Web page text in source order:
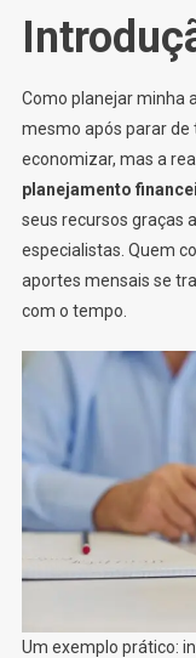
Como planejar minha
mesmo após parar
economizar, mas a
planejamento
seus recursos graças
especialistas. Quem
aportes mensais se
com o tempo.
Um exemplo prático: